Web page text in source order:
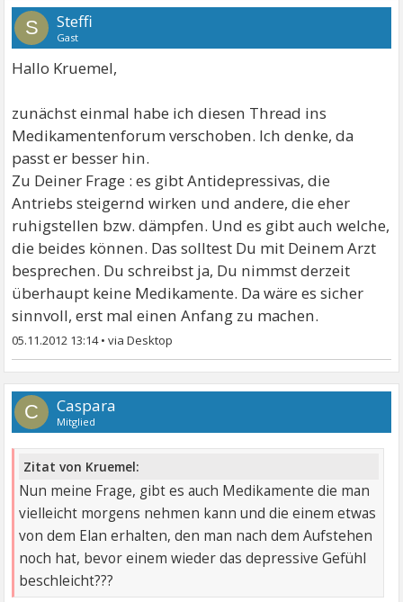
S Steffi
Gast
Hallo Kruemel,
zunächst einmal habe ich diesen Thread ins
Medikamentenforum verschoben. Ich denke, da
passt er besser hin.
Zu Deiner Frage : es gibt Antidepressivas, die
Antriebs steigernd wirken und andere, die eher
ruhigstellen bzw. dämpfen. Und es gibt auch welche,
die beides können. Das solltest Du mit Deinem Arzt
besprechen. Du schreibst ja, Du nimmst derzeit
überhaupt keine Medikamente. Da wäre es sicher
sinnvoll, erst mal einen Anfang zu machen.
05.11.2012 13:14•
C Caspara
Mitglied
Zitat von Kruemel:
Nun meine Frage, gibt es auch Medikamente die man
vielleicht morgens nehmen kann und die einem etwas
von dem Elan erhalten, den man nach dem Aufstehen
noch hat, bevor einem wieder das depressive Gefühl
beschleicht???